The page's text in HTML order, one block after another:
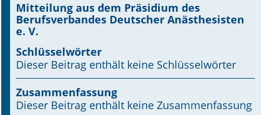
Aktuelle Ausgabe
Leitlinien
Archiv
Supplements
Supplements OrphanAnesthesia
Mitteilung aus dem Präsidium des
Berufsverbandes Deutscher Anästhesisten
e. V.
Schlüsselwörter
Dieser Beitrag enthält keine Schlüsselwörter
Zusammenfassung
Dieser Beitrag enthält keine Zusammenfassung